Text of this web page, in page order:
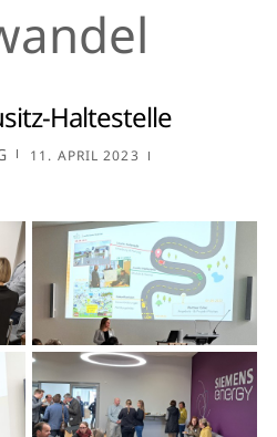
Haltestelle
11. APRIL 2023